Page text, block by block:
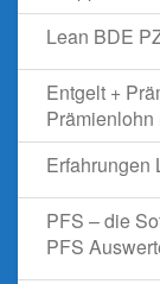
Lean BDE
Entgelt +
Erfahrungen
PFS – die
PFS